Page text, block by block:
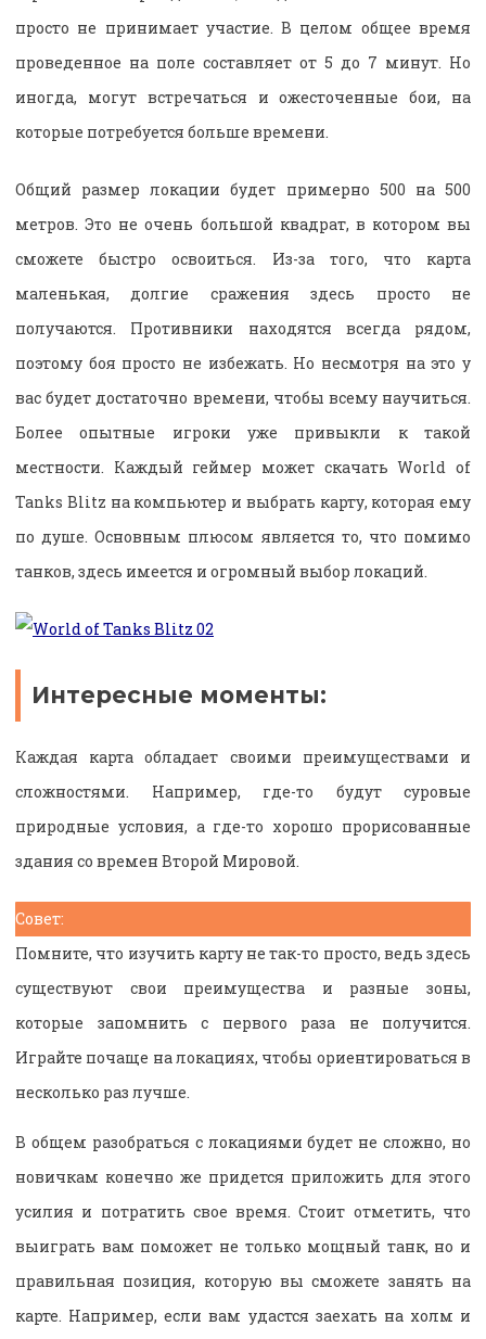
просто не принимает участие. В целом общее время
проведенное на поле составляет от 5 до 7 минут. Но
иногда, могут встречаться и ожесточенные бои, на
которые потребуется больше времени.
Общий размер локации будет примерно 500 на 500
метров. Это не очень большой квадрат, в котором вы
сможете быстро освоиться. Из-за того, что карта
маленькая, долгие сражения здесь просто не
получаются. Противники находятся всегда рядом,
поэтому боя просто не избежать. Но несмотря на это у
вас будет достаточно времени, чтобы всему научиться.
Более опытные игроки уже привыкли к такой
местности. Каждый геймер может скачать World of
Tanks Blitz на компьютер и выбрать карту, которая ему
по душе. Основным плюсом является то, что помимо
танков, здесь имеется и огромный выбор локаций.
Интересные моменты:
Каждая карта обладает своими преимуществами и
сложностями. Например, где-то будут суровые
природные условия, а где-то хорошо прорисованные
здания со времен Второй Мировой.
Совет:
Помните, что изучить карту не так-то просто, ведь здесь
существуют свои преимущества и разные зоны,
которые запомнить с первого раза не получится.
Играйте почаще на локациях, чтобы ориентироваться в
несколько раз лучше.
В общем разобраться с локациями будет не сложно, но
новичкам конечно же придется приложить для этого
усилия и потратить свое время. Стоит отметить, что
выиграть вам поможет не только мощный танк, но и
правильная позиция, которую вы сможете занять на
карте. Например, если вам удастся заехать на холм и